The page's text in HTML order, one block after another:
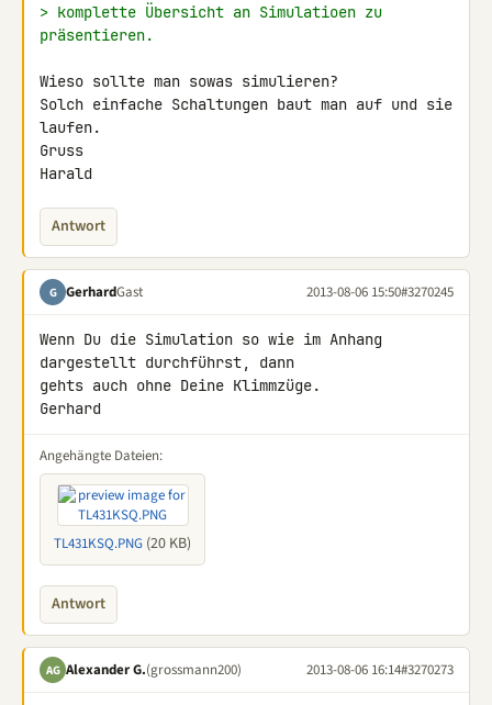
> komplette Übersicht an Simulatioen zu
präsentieren.
Wieso sollte man sowas simulieren?
Solch einfache Schaltungen baut man auf und sie
laufen.
Gruss
Harald
Antwort
G GerhardGast 2013-08-06 15:50#3270245
Wenn Du die Simulation so wie im Anhang
dargestellt durchführst, dann
gehts auch ohne Deine Klimmzüge.
Gerhard
Angehängte Dateien:
TL431KSQ.PNG (20 KB)
Antwort
AG Alexander G.(grossmann200) 2013-08-06 16:14#3270273